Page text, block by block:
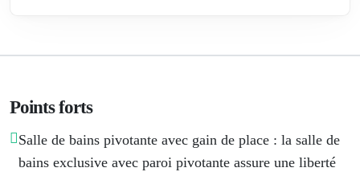
Points forts
Salle de bains pivotante avec gain de place : la salle de
bains exclusive avec paroi pivotante assure une liberté